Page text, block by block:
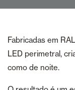
Fabricadas em
LED perimetral,
como de noite.